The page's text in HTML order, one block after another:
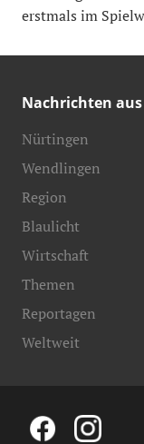
erstmals im
Nachrichten aus
Nürtingen
Wendlingen
Region
Blaulicht
Wirtschaft
Themen
Reportagen
Weltweit